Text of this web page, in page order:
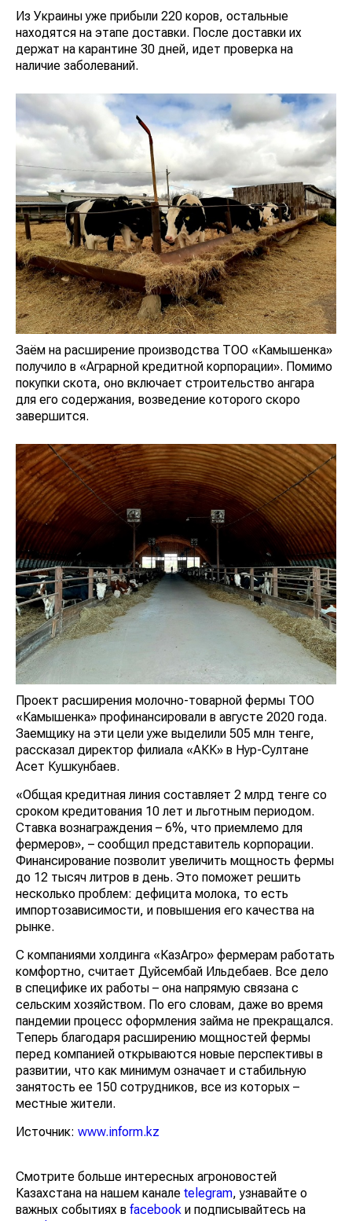
Из Украины уже прибыли 220 коров, остальные
находятся на этапе доставки. После доставки их
держат на карантине 30 дней, идет проверка на
наличие заболеваний.
Заём на расширение производства ТОО «Камышенка»
получило в «Аграрной кредитной корпорации». Помимо
покупки скота, оно включает строительство ангара
для его содержания, возведение которого скоро
завершится.
Проект расширения молочно-товарной фермы ТОО
«Камышенка» профинансировали в августе 2020 года.
Заемщику на эти цели уже выделили 505 млн тенге,
рассказал директор филиала «АКК» в Нур-Султане
Асет Кушкунбаев.
«Общая кредитная линия составляет 2 млрд тенге со
сроком кредитования 10 лет и льготным периодом.
Ставка вознаграждения – 6%, что приемлемо для
фермеров», – сообщил представитель корпорации.
Финансирование позволит увеличить мощность фермы
до 12 тысяч литров в день. Это поможет решить
несколько проблем: дефицита молока, то есть
импортозависимости, и повышения его качества на
рынке.
С компаниями холдинга «КазАгро» фермерам работать
комфортно, считает Дуйсембай Ильдебаев. Все дело
в специфике их работы – она напрямую связана с
сельским хозяйством. По его словам, даже во время
пандемии процесс оформления займа не прекращался.
Теперь благодаря расширению мощностей фермы
перед компанией открываются новые перспективы в
развитии, что как минимум означает и стабильную
занятость ее 150 сотрудников, все из которых –
местные жители.
Источник: www.inform.kz
Смотрите больше интересных агроновостей
Казахстана на нашем канале telegram, узнавайте о
важных событиях в facebook и подписывайтесь на